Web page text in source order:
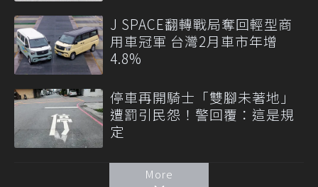
J SPACE翻轉戰局奪回輕型商
用車冠軍 台灣2月車市年增
4.8%
停車再開騎士「雙腳未著地」
遭罰引民怨！警回覆：這是規
定
More